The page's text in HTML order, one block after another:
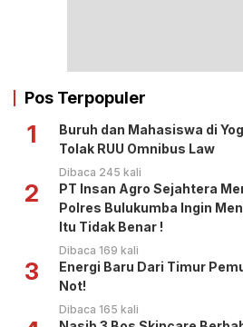
Pos Terpopuler
1
Buruh dan Mahasiswa di
Tolak RUU Omnibus Law
Dibaca 245 kali
2
PT Insan Agro Sejahtera
Polres Bulukumba Ingin
Itu Tidak Benar !
Dibaca 169 kali
3
Energi Baru Dari Timur
Not!
Dibaca 165 kali